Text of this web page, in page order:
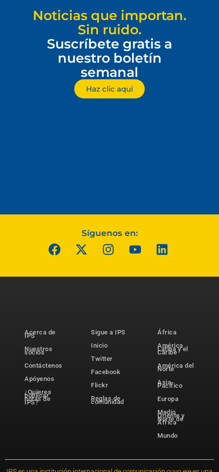
Noticias que importan.
Sin ruido.
Suscríbete gratis a
nuestro boletín
semanal
Haz clic aquí
Síguenos en:
Acerca de
IPS
Nuestros
socios
Contáctenos
Apóyenos
¿Quieres
publicar
notas de
IPS?
Sigue a IPS
Inicio
Twitter
Facebook
Flickr
Reglas de
comunidad
África
América
Latina y el
Caribe
América del
Norte
Asia-
Pacífico
Europa
Medio
Oriente y
Norte de
África
Mundo